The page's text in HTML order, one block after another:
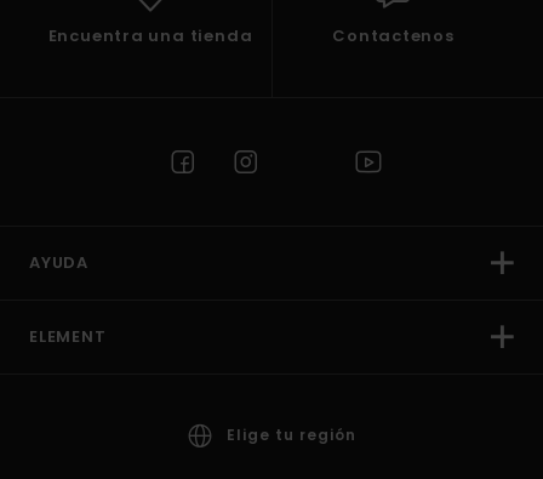
Encuentra una tienda Contactenos
AYUDA
ELEMENT
Elige tu región